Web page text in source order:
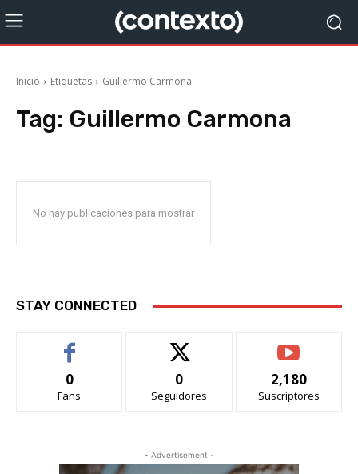
Inicio Etiquetas Guillermo Carmona
Tag: Guillermo Carmona
No hay publicaciones para mostrar
STAY CONNECTED
0
Fans
0
Seguidores
2,180
Suscriptores
- Advertisement -